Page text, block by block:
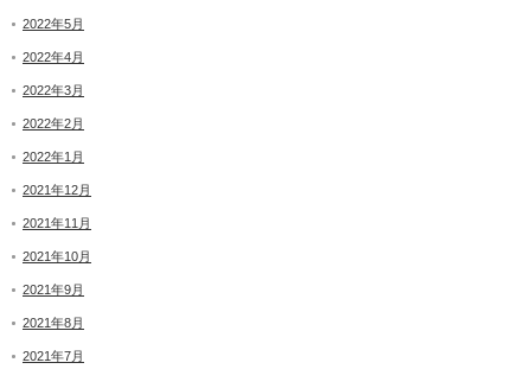
2022年5月
2022年4月
2022年3月
2022年2月
2022年1月
2021年12月
2021年11月
2021年10月
2021年9月
2021年8月
2021年7月